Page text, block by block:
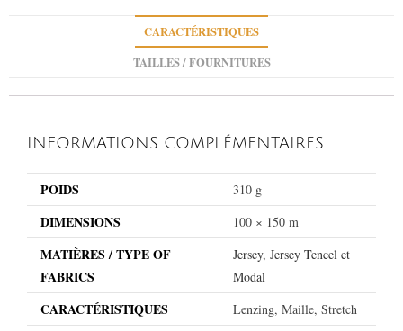
CARACTÉRISTIQUES
TAILLES / FOURNITURES
INFORMATIONS COMPLÉMENTAIRES
POIDS 310 g
DIMENSIONS 100 × 150 m
MATIÈRES / TYPE OF
FABRICS
Jersey, Jersey Tencel et
Modal
CARACTÉRISTIQUES Lenzing, Maille, Stretch